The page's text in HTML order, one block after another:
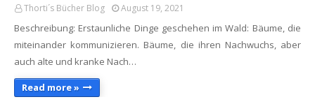
Thorti´s Bücher Blog August 19, 2021
Beschreibung: Erstaunliche Dinge geschehen im Wald: Bäume, die
miteinander kommunizieren. Bäume, die ihren Nachwuchs, aber
auch alte und kranke Nach…
Read more »